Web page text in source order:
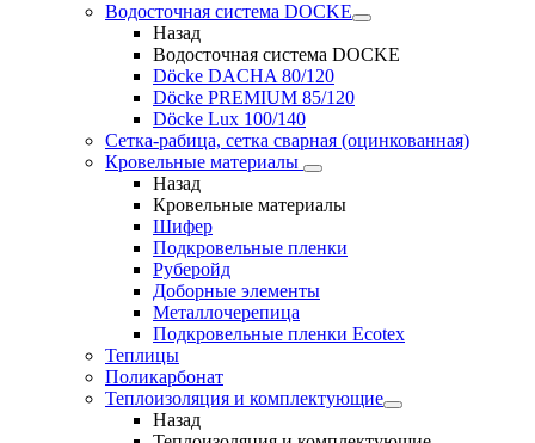
Водосточная система DOCKE
Назад
Водосточная система DOCKE
Döсkе DACHA 80/120
Döcke PREMIUM 85/120
Döсkе Luх 100/140
Сетка-рабица, сетка сварная (оцинкованная)
Кровельные материалы
Назад
Кровельные материалы
Шифер
Подкровельные пленки
Руберойд
Доборные элементы
Металлочерепица
Подкровельные пленки Ecotex
Теплицы
Поликарбонат
Теплоизоляция и комплектующие
Назад